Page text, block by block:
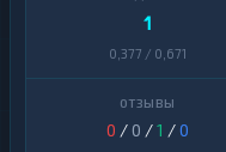
1
0,377 / 0,671
0 / 0 /1 /0